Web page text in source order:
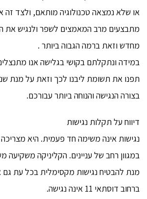
או שלא נמצאה טכנולוגיה מותאם, ולצד זה
מתבצעים מרב המאמצים לשפר ולנגיש את
מחדש וזאת ברמה הגבוה ביותר .
במידה ונתקלתם בקושי בגלישה אנו
תפנו את תשומת ליבנו לכך וזאת על מנת
בצורה הנגישה והנוחה ביותר עבורכם.
דיווח על תקלות נגישות
נגישות אינה משימה חד פעמית. היא
במגוון רחב של עניינים. הקליניקה
מנת להבטיח נגישות מקסימלית בכל עת
ברחוב דוסתאי 11 אינה נגישה.